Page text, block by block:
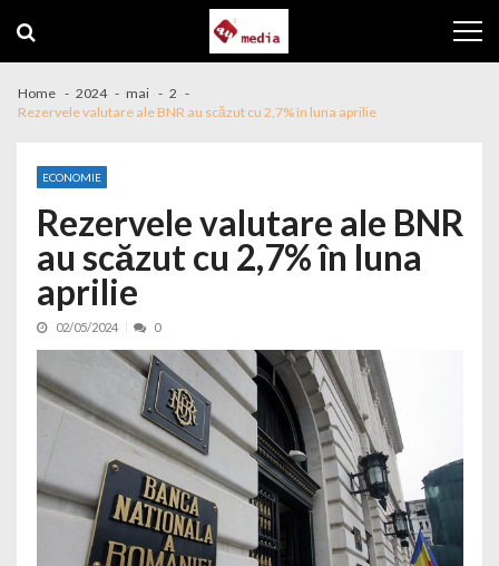
Home 2024 mai
2
Rezervele valutare ale BNR au scăzut cu 2,7% în luna aprilie
ECONOMIE
Rezervele valutare ale BNR
au scăzut cu 2,7% în luna
aprilie
02/05/2024 0